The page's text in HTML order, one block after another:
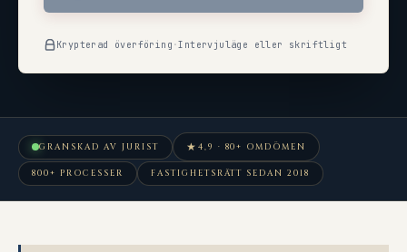
Krypterad överföring ·Intervjuläge eller skriftligt
GRANSKAD AV JURIST ★ 4,9 · 80+ OMDÖMEN
800+ PROCESSER FASTIGHETSRÄTT SEDAN 2018